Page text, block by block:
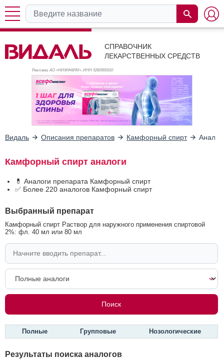
СПРАВОЧНИК
ЛЕКАРСТВЕННЫХ СРЕДСТВ
Реклама. АО «НИЖФАРМ», ИНН 5260900010
Видаль Описания препаратов Камфорный спирт
Камфорный спирт аналоги
💊 Аналоги препарата Камфорный спирт
✅ Более 220 аналогов Камфорный спирт
Выбранный препарат
Камфорный спирт Раствор для наружного применения спиртовой
2%: фл. 40 мл или 80 мл
Полные Групповые Нозологические
Результаты поиска аналогов